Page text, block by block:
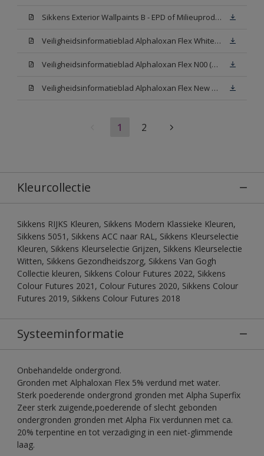
Sikkens Exterior Wallpaints B - EPD of Milieuproductverklaring
Veiligheidsinformatieblad Alphaloxan Flex White W05 (MSDS)
Veiligheidsinformatieblad Alphaloxan Flex N00 (MSDS)
Veiligheidsinformatieblad Alphaloxan Flex New N00 (MSDS)
1 2
Kleurcollectie
Sikkens RIJKS Kleuren, Sikkens Modern Klassieke Kleuren,
Sikkens 5051, Sikkens ACC naar RAL, Sikkens Kleurselectie
Kleuren, Sikkens Kleurselectie Grijzen, Sikkens Kleurselectie
Witten, Sikkens Gezondheidszorg, Sikkens Van Gogh
Collectie kleuren, Sikkens Colour Futures 2022, Sikkens
Colour Futures 2021, Colour Futures 2020, Sikkens Colour
Futures 2019, Sikkens Colour Futures 2018
Systeeminformatie
Onbehandelde ondergrond.
Gronden met Alphaloxan Flex 5% verdund met water.
Sterk poederende ondergrond gronden met Alpha Superfix
Zeer sterk zuigende,poederende of slecht gebonden
ondergronden gronden met Alpha Fix verdunnen met ca.
20% terpentine en tot verzadiging in een niet-glimmende
laag.